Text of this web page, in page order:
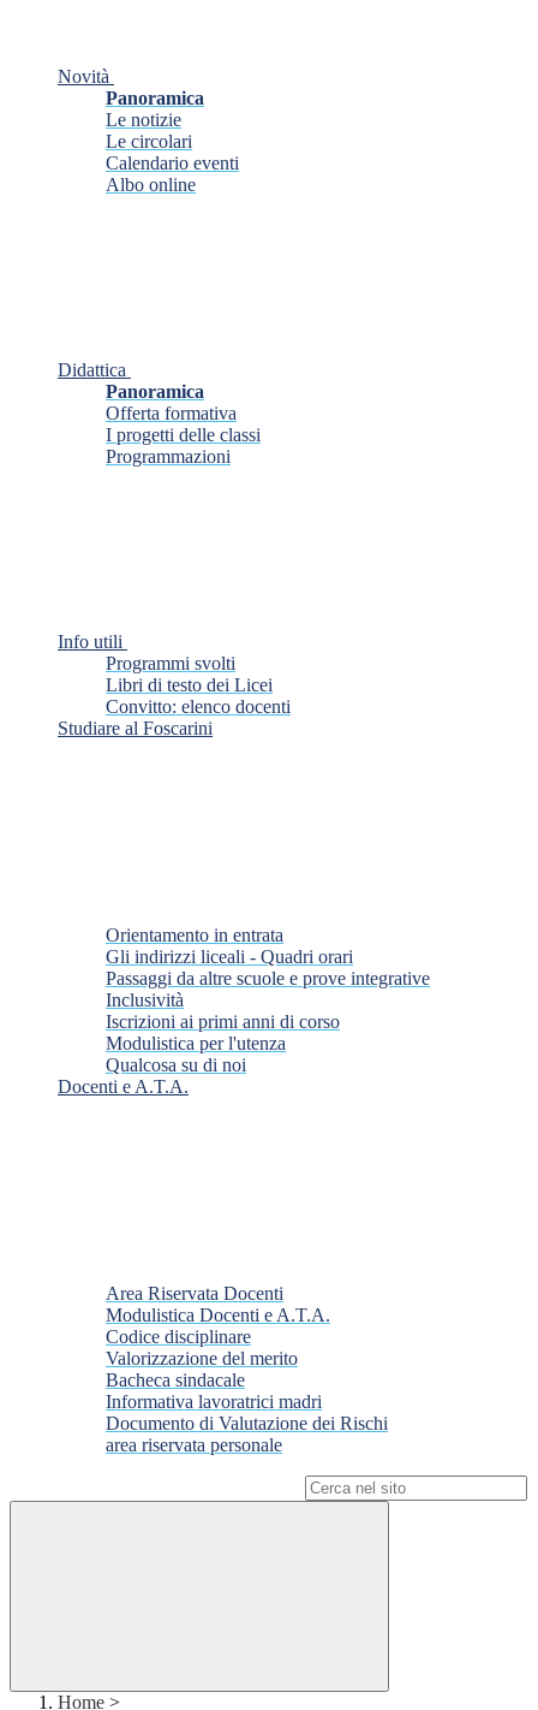
Novità
Panoramica
Le notizie
Le circolari
Calendario eventi
Albo online
Didattica
Panoramica
Offerta formativa
I progetti delle classi
Programmazioni
Info utili
Programmi svolti
Libri di testo dei Licei
Convitto: elenco docenti
Studiare al Foscarini
Orientamento in entrata
Gli indirizzi liceali - Quadri orari
Passaggi da altre scuole e prove integrative
Inclusività
Iscrizioni ai primi anni di corso
Modulistica per l'utenza
Qualcosa su di noi
Docenti e A.T.A.
Area Riservata Docenti
Modulistica Docenti e A.T.A.
Codice disciplinare
Valorizzazione del merito
Bacheca sindacale
Informativa lavoratrici madri
Documento di Valutazione dei Rischi
area riservata personale
Home >